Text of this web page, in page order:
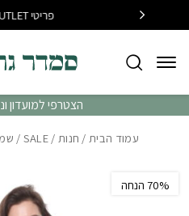
Skip to Content פריטי OUTLET בהנחות שוות
הצטרפי למועדון
עמוד הבית/ חנות /
SALE
/
‫70% הנחה
בחזרה למעלה